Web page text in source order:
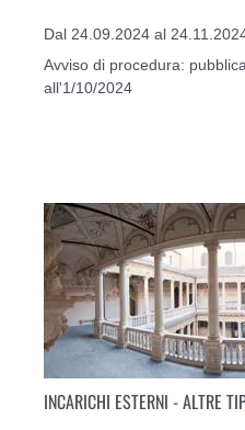
Dal 24.09.2024 al
Avviso di procedura:
all'1/10/2024
INCARICHI ESTERNI - ALTRE